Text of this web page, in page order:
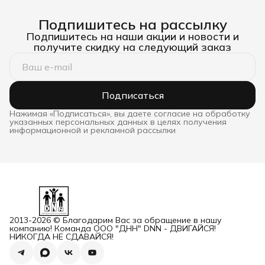
Подпишитесь на рассылку
Подпишитесь на наши акции и новости и
получите скидку на следующий заказ
Подписаться
Нажимая «Подписаться», вы даете согласие на обработку
указанных персональных данных в целях получения
информационной и рекламной рассылки
2013-2026 © Благодарим Вас за обращение в нашу
компанию! Команда ООО "ДНН" DNN - ДВИГАЙСЯ!
НИКОГДА НЕ СДАВАЙСЯ!